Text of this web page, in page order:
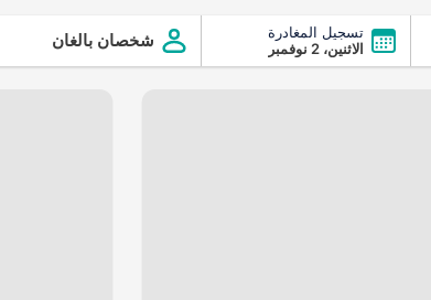
تسجيل المغادرة
الاثنين، 2 نوفمبر
شخصان بالغان